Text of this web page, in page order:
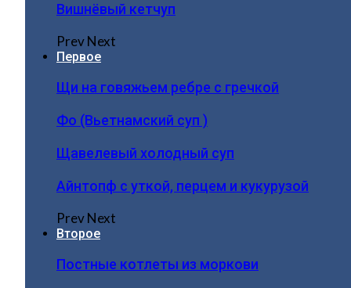
Вишнёвый кетчуп
PrevNext
Первое
Щи на говяжьем ребре с гречкой
Фо (Вьетнамский суп )
Щавелевый холодный суп
Айнтопф с уткой, перцем и кукурузой
PrevNext
Второе
Постные котлеты из моркови